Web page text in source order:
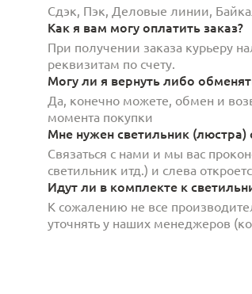
Сдэк, Пэк, Деловые линии,
Как я вам могу оплатить заказ?
При получении заказа курьеру
реквизитам по счету.
Могу ли я вернуть либо
Да, конечно можете, обмен и
момента покупки
Мне нужен светильник
Связаться с нами и мы вас
светильник итд.) и слева
Идут ли в комплекте к
К сожалению не все
уточнять у наших менеджеров